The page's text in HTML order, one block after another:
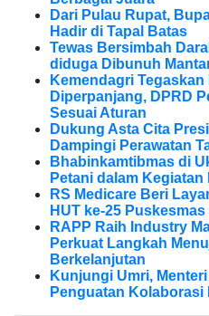
Dari Pulau Rupat,
Hadir di Tapal Batas
Tewas Bersimbah
diduga Dibunuh
Kemendagri
Diperpanjang, DPRD
Sesuai Aturan
Dukung Asta Cita
Dampingi Perawatan
Bhabinkamtibmas di
Petani dalam
RS Medicare Beri
HUT ke-25
RAPP Raih Industry
Perkuat Langkah
Berkelanjutan
Kunjungi Umri,
Penguatan